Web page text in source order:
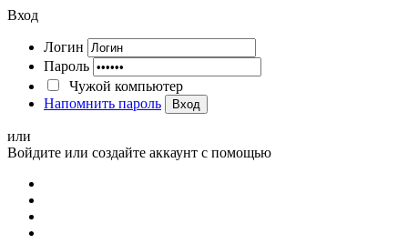
Вход
Логин
Пароль
Чужой компьютер
Напомнить пароль
Вход
или
Войдите или создайте аккаунт с помощью